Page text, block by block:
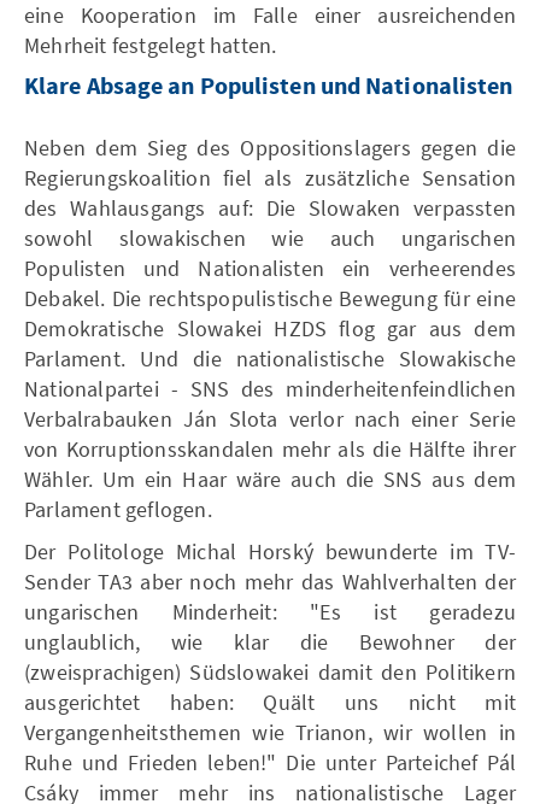
eine Kooperation im Falle einer ausreichenden
Mehrheit festgelegt hatten.
Klare Absage an Populisten und Nationalisten
Neben dem Sieg des Oppositionslagers gegen die
Regierungskoalition fiel als zusätzliche Sensation
des Wahlausgangs auf: Die Slowaken verpassten
sowohl slowakischen wie auch ungarischen
Populisten und Nationalisten ein verheerendes
Debakel. Die rechtspopulistische Bewegung für eine
Demokratische Slowakei HZDS flog gar aus dem
Parlament. Und die nationalistische Slowakische
Nationalpartei - SNS des minderheitenfeindlichen
Verbalrabauken Ján Slota verlor nach einer Serie
von Korruptionsskandalen mehr als die Hälfte ihrer
Wähler. Um ein Haar wäre auch die SNS aus dem
Parlament geflogen.
Der Politologe Michal Horský bewunderte im TV-
Sender TA3 aber noch mehr das Wahlverhalten der
ungarischen Minderheit: "Es ist geradezu
unglaublich, wie klar die Bewohner der
(zweisprachigen) Südslowakei damit den Politikern
ausgerichtet haben: Quält uns nicht mit
Vergangenheitsthemen wie Trianon, wir wollen in
Ruhe und Frieden leben!" Die unter Parteichef Pál
Csáky immer mehr ins nationalistische Lager